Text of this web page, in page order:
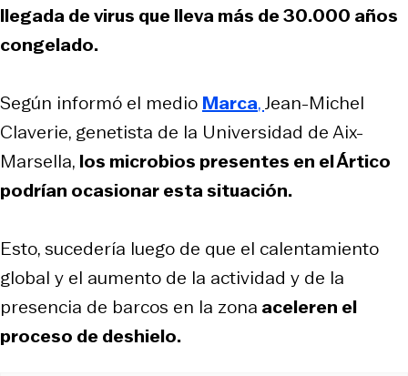
llegada de virus que lleva más de 30.000 años
congelado.
Según informó el medio Marca,Jean-Michel
Claverie, genetista de la Universidad de Aix-
Marsella, los microbios presentes en el Ártico
podrían ocasionar esta situación.
Esto, sucedería luego de que el calentamiento
global y el aumento de la actividad y de la
presencia de barcos en la zona aceleren el
proceso de deshielo.